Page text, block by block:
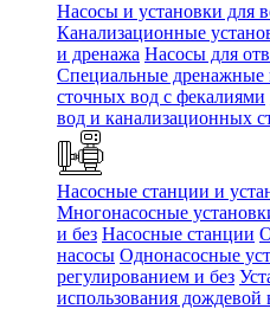
Насосы и установки для
Канализационные
и дренажа Насосы для
Специальные дренажные
сточных вод c фекалиями
вод и канализационных
Насосные станции и
Многонасосные
и без Насосные станции
насосы Однонасосные
регулированием и без
использования дождевой